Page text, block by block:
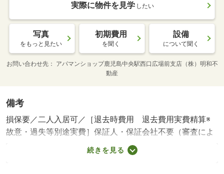
実際に物件を見学 したい
写真
をもっと見たい
初期費用
を聞く
設備
について聞く
お問い合わせ先
アパマンショップ鹿児島中央駅西口広場前支店（株）明和不
動産
備考
損保要／二人入居可／［退去時費用 退去費用実費精算※
故意・過失等別途実費］保証人・保証会社不要（審査によ
って連帯保証人が必要の場合あり） 短期解約違約金あ
り。１年未満の解約で賃料３ヶ月分。２年未満の解約で賃
続きを見る